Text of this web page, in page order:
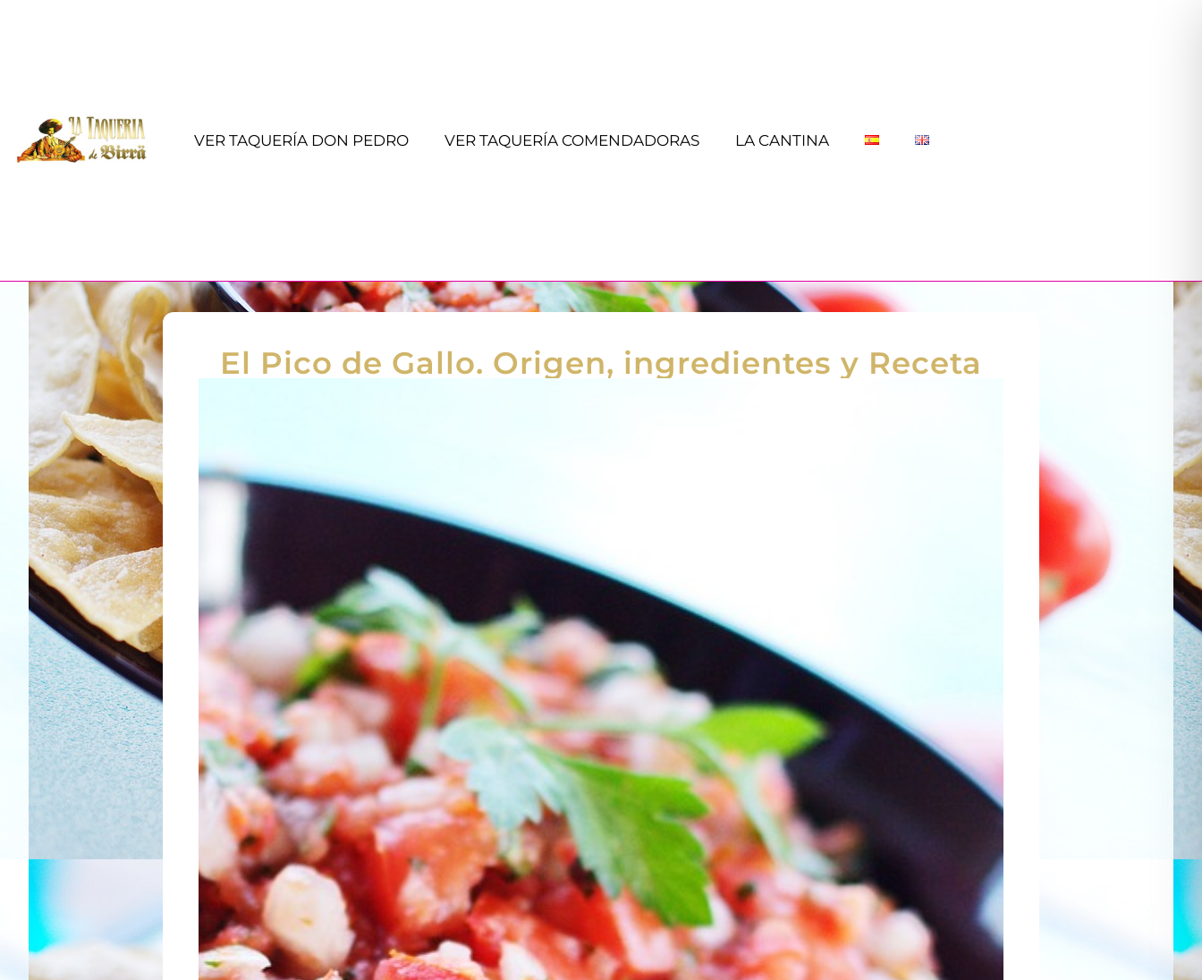
VER TAQUERÍA DON PEDRO VER TAQUERÍA COMENDADORAS LA CANTINA
El Pico de Gallo. Origen, ingredientes y Receta